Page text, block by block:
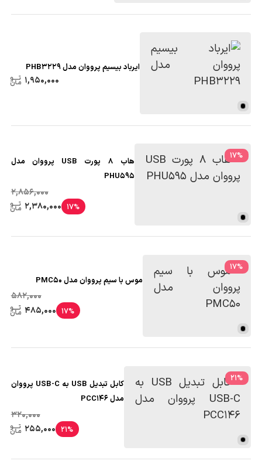
ایرباد بیسیم پرووان مدل PHB3229
1,950,000
%
17
هاب 8 پورت USB پرووان مدل
PHU595
2,856,000
17%
2,380,000
%
17
موس با سیم پرووان مدل PMC50
582,000
17%
485,000
%
21
کابل تبدیل USB به USB-C پرووان
مدل PCC146
320,000
21%
255,000